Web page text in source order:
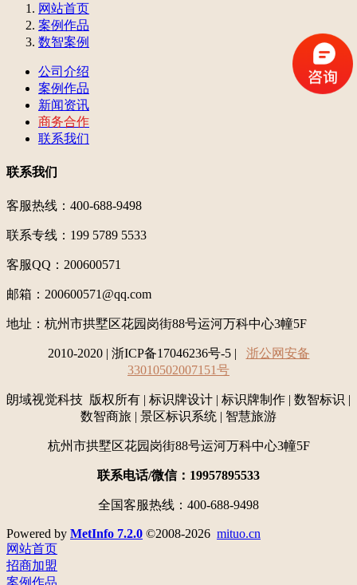
网站首页
案例作品
数智案例
公司介绍
案例作品
新闻资讯
商务合作
联系我们
联系我们
客服热线：400-688-9498
联系专线：199 5789 5533
客服QQ：200600571
邮箱：200600571@qq.com
地址： 杭州市拱墅区花园岗街88号运河万科中心3幢5F
2010-2020 | 浙ICP备17046236号-5 |
浙公网安备
33010502007151号
朗域视觉科技 版权所有 | 标识牌设计 | 标识牌制作 | 数智标识 |
数智商旅 | 景区标识系统 | 智慧旅游
杭州市拱墅区花园岗街88号运河万科中心3幢5F
联系电话/微信：19957895533
全国客服热线：400-688-9498
Powered by MetInfo 7.2.0 ©2008-2026 mituo.cn
网站首页
招商加盟